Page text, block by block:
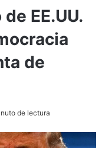
EE.UU.
de
de lectura